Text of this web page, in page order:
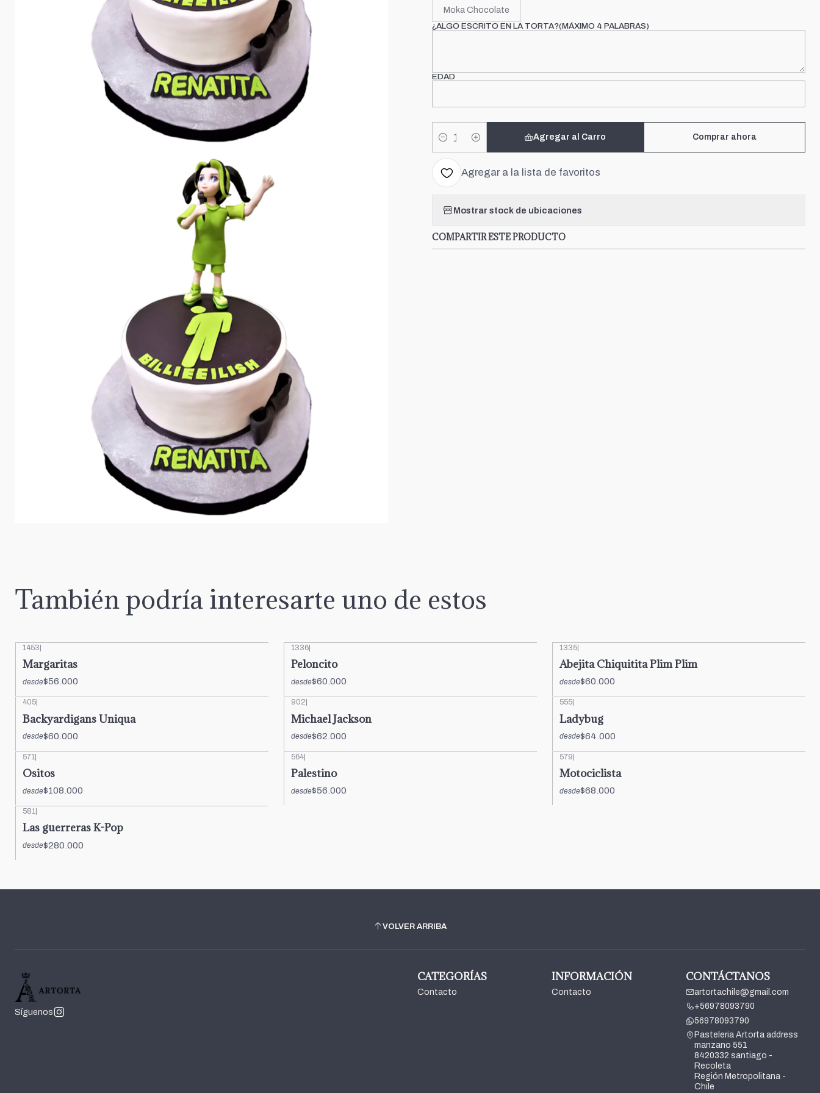
Moka Chocolate
¿ALGO ESCRITO EN LA TORTA?(MÁXIMO 4 PALABRAS)
EDAD
Cantidad
Agregar al Carro Comprar ahora
Agregar a la lista de favoritos
Mostrar stock de ubicaciones
COMPARTIR ESTE PRODUCTO
También podría interesarte uno de estos
1453
Margaritas
desde$56.000
1336|
Peloncito
desde$60.000
1335|
Abejita Chiquitita Plim Plim
desde$60.000
405
Backyardigans Uniqua
desde$60.000
902
Michael Jackson
desde$62.000
555|
Ladybug
desde$64.000
571 |
Ositos
desde$108.000
564|
Palestino
desde$56.000
579|
Motociclista
desde$68.000
581
Las guerreras K-Pop
desde$280.000
VOLVER ARRIBA
Síguenos
CATEGORÍAS
Contacto
INFORMACIÓN
Contacto
CONTÁCTANOS
artortachile@gmail.com
+56978093790
56978093790
Pasteleria Artorta address
manzano 551
8420332 santiago -
Recoleta
Región Metropolitana -
Chile